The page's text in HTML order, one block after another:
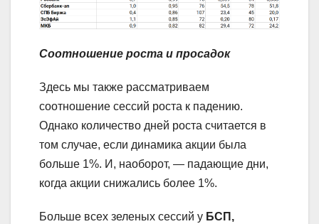
Соотношение роста и просадок
Здесь мы также рассматриваем
соотношение сессий роста к падению.
Однако количество дней роста считается в
том случае, если динамика акции была
больше 1%. И, наоборот, — падающие дни,
когда акции снижались более 1%.
Больше всех зеленых сессий у БСП,